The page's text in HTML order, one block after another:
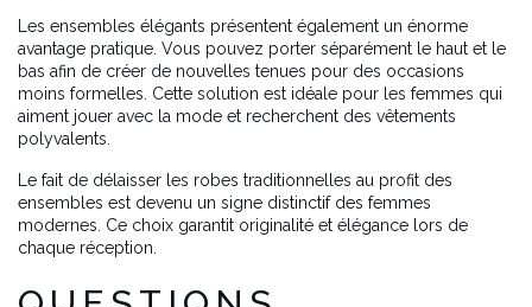
Les ensembles élégants présentent également un énorme
avantage pratique. Vous pouvez porter séparément le haut et le
bas afin de créer de nouvelles tenues pour des occasions
moins formelles. Cette solution est idéale pour les femmes qui
aiment jouer avec la mode et recherchent des vêtements
polyvalents.
Le fait de délaisser les robes traditionnelles au profit des
ensembles est devenu un signe distinctif des femmes
modernes. Ce choix garantit originalité et élégance lors de
chaque réception.